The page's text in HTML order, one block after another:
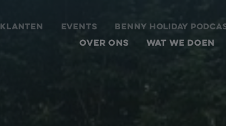
KLANTEN EVENTS BENNY HOLIDAY
OVER ONS WAT WE DOEN